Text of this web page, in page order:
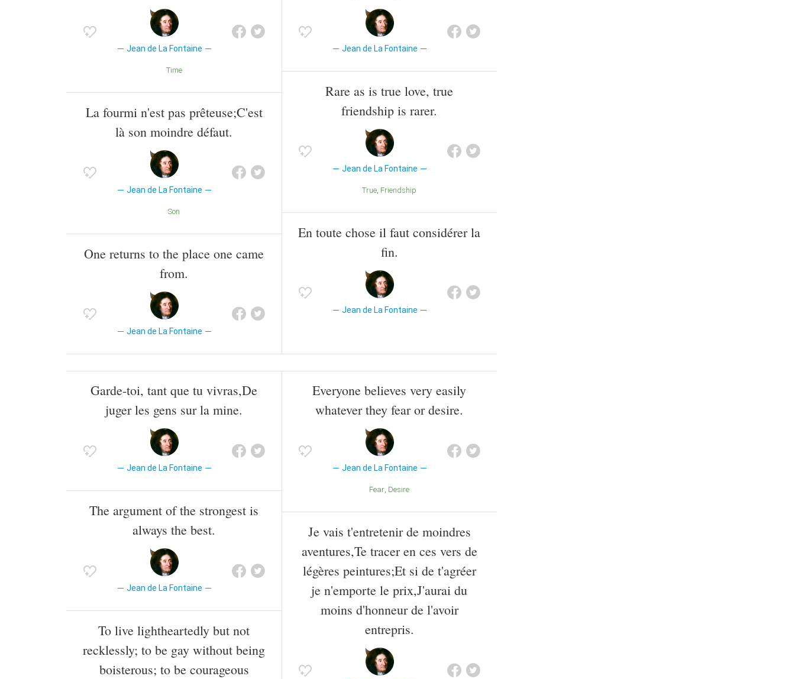
Jean de La Fontaine
Time
La fourmi n'est pas prêteuse;C'est
là son moindre défaut.
Jean de La Fontaine
Son
One returns to the place one came
from.
Jean de La Fontaine
Jean de La Fontaine
Rare as is true love, true
friendship is rarer.
Jean de La Fontaine
True Friendship
En toute chose il faut considérer la
fin.
Jean de La Fontaine
Garde-toi, tant que tu vivras,De
juger les gens sur la mine.
Jean de La Fontaine
The argument of the strongest is
always the best.
Jean de La Fontaine
To live lightheartedly but not
recklessly; to be gay without being
boisterous; to be courageous
Everyone believes very easily
whatever they fear or desire.
Jean de La Fontaine
Fear Desire
Je vais t'entretenir de moindres
aventures,Te tracer en ces vers de
légères peintures;Et si de t'agréer
je n'emporte le prix,J'aurai du
moins d'honneur de l'avoir
entrepris.